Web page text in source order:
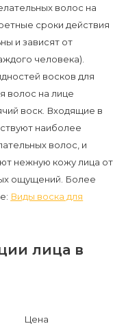
волос на
сроки действия
и зависят от
человека).
восков для
волос на лице
воск. Входящие в
наиболее
волос, и
нежную кожу лица от
ощущений. Более
Виды воска для
лица в
Цена